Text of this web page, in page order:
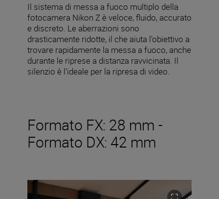
Il sistema di messa a fuoco multiplo della
fotocamera Nikon Z è veloce, fluido, accurato
e discreto. Le aberrazioni sono
drasticamente ridotte, il che aiuta l'obiettivo a
trovare rapidamente la messa a fuoco, anche
durante le riprese a distanza ravvicinata. Il
silenzio è l'ideale per la ripresa di video.
Formato FX: 28 mm -
Formato DX: 42 mm